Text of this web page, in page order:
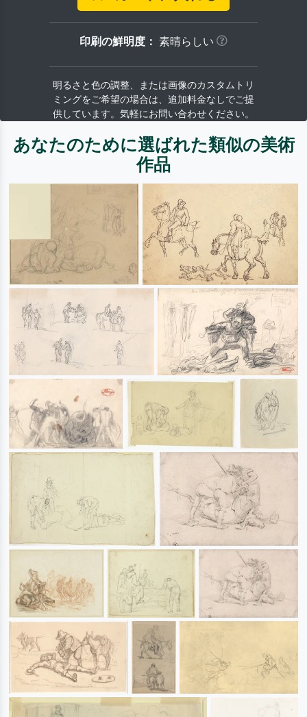
印刷の鮮明度： 素晴らしい
明るさと色の調整、または画像のカスタムトリ
ミングをご希望の場合は、追加料金なしでご提
供しています。気軽にお問い合わせください。
あなたのために選ばれた類似の美術
作品